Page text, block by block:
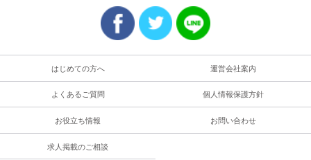
はじめての方へ 運営会社案内
よくあるご質問 個人情報保護方針
お役立ち情報 お問い合わせ
求人掲載のご相談